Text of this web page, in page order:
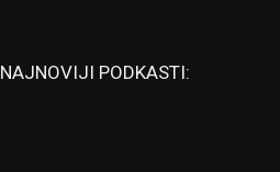
NAJNOVIJI PODKASTI: